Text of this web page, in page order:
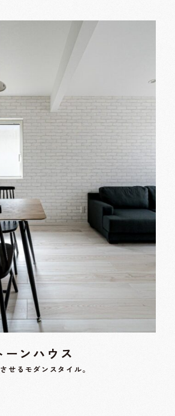
ーンハウス
せるモダンスタイル。